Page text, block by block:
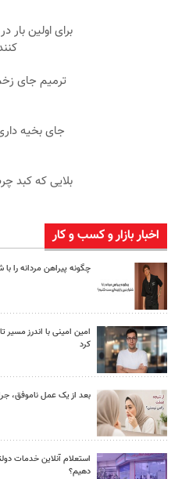
کننده 23
بلایی که کبد
اخبار بازار و کسب و کار
چگونه پیراهن مردانه را
امین امینی با اندرز
کرد
بعد از یک عمل ناموفق،
استعلام آنلاین خدمات
دهیم؟